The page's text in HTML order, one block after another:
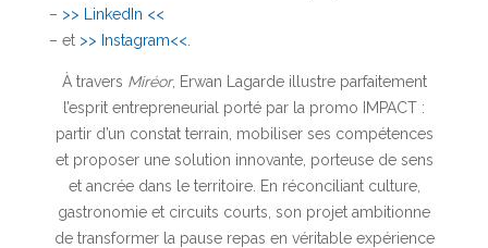
– >> LinkedIn <<
– et >> Instagram<<
À travers Miréor, Erwan Lagarde illustre parfaitement
l’esprit entrepreneurial porté par la promo IMPACT :
partir d’un constat terrain, mobiliser ses compétences
et proposer une solution innovante, porteuse de sens
et ancrée dans le territoire. En réconciliant culture,
gastronomie et circuits courts, son projet ambitionne
de transformer la pause repas en véritable expérience